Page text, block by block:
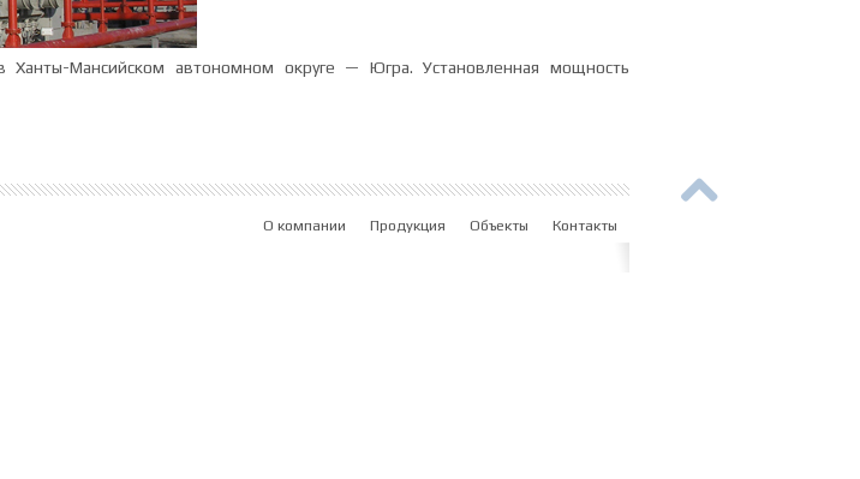
Ханты-Мансийском автономном округе — Югра. Установленная мощность
О компании Продукция Объекты Контакты